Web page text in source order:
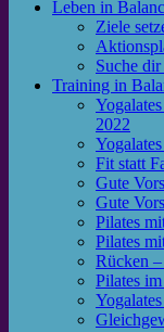
Leben in
Ziele
Suche
Training in
2022
Fit statt
Gute
Gute
Pilates
Pilates
Rücken
Pilates